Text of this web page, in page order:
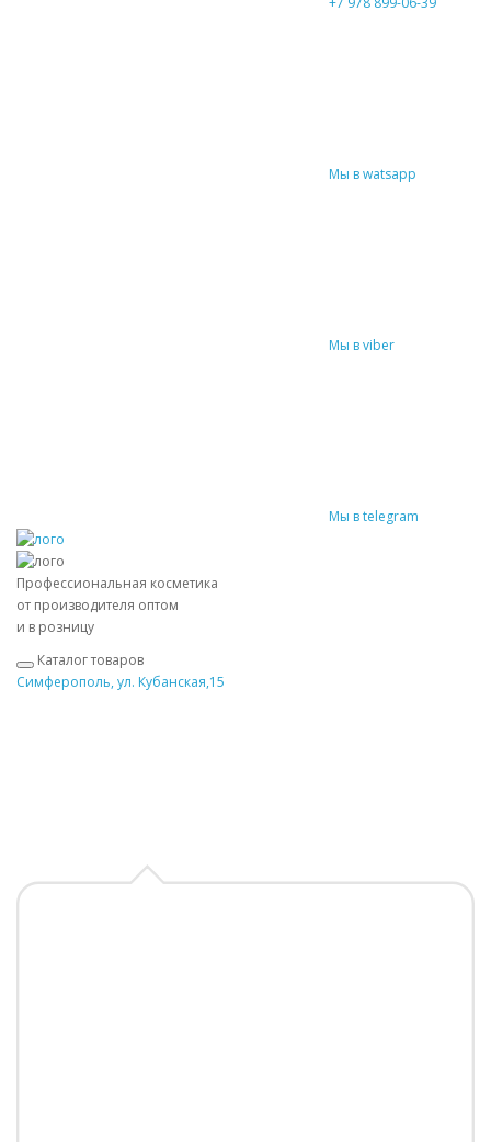
Мы в watsapp
Мы в viber
Мы в telegram
Профессиональная косметика
от производителя оптом
и в розницу
Каталог товаров
Симферополь, ул. Кубанская,15